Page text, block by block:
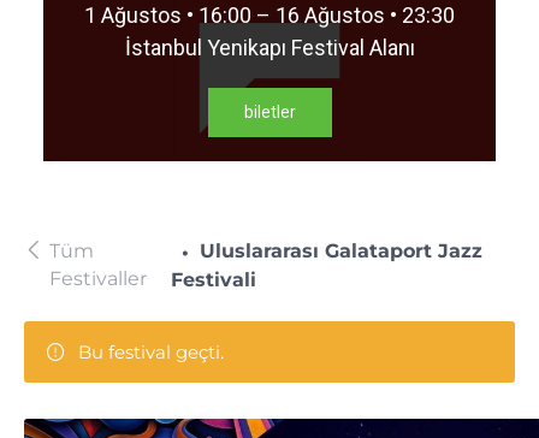
1 Ağustos • 16:00 – 16 Ağustos • 23:30
İstanbul Yenikapı Festival Alanı
biletler
Tüm
Festivaller
Uluslararası Galataport Jazz
Festivali
Bu festival geçti.